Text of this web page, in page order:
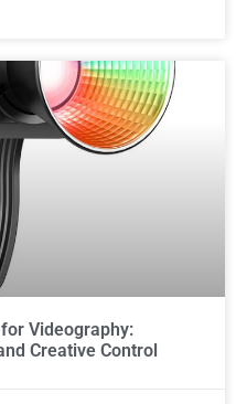
Videography:
Creative Control